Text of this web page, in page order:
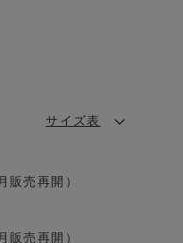
サイズ表
売再開）
売再開）